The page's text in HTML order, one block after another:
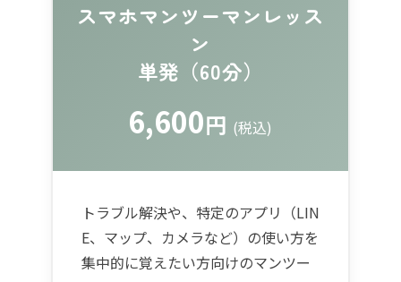
スマホマンツーマンレッス
ン
単発（60分）
6,600円 (税込)
トラブル解決や、特定のアプリ（LIN
E、マップ、カメラなど）の使い方を
集中的に覚えたい方向けのマンツー